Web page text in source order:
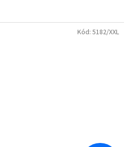
Kód: 5182/XXL